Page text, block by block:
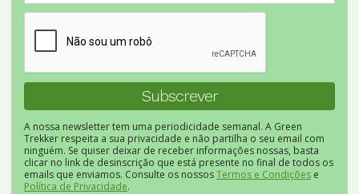
A nossa newsletter tem uma periodicidade semanal. A Green
Trekker respeita a sua privacidade e não partilha o seu email com
ninguém. Se quiser deixar de receber informações nossas, basta
clicar no link de desinscrição que está presente no final de todos os
emails que enviamos. Consulte os nossosTermos e Condições e
Política de Privacidade.